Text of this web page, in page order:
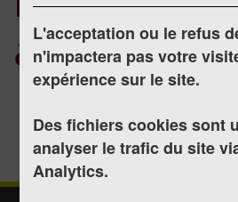
L'acceptation ou le refus
n'impactera pas votre
expérience sur le site.
Des fichiers cookies sont
analyser le trafic du site
Analytics.
Les associations
Organisation d'une
Demande de subvention